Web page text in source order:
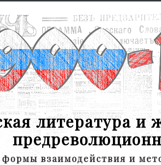
литература и
формы взаимодействия и